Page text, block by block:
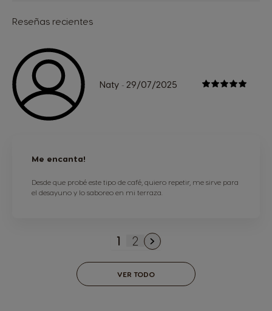
Reseñas recientes
Naty - 29/07/2025
Me encanta!
Desde que probé este tipo de café, quiero repetir, me sirve para
el desayuno y lo saboreo en mi terraza.
Actualmente estás
1 Página
2
VER TODO